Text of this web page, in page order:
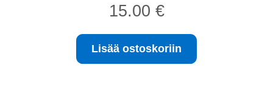
15.00 €
Lisää ostoskoriin